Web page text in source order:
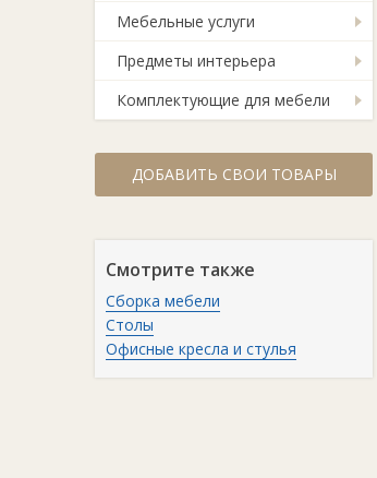
Мебельные услуги
Предметы интерьера
Комплектующие для мебели
ДОБАВИТЬ СВОИ ТОВАРЫ
Смотрите также
Сборка мебели
Столы
Офисные кресла и стулья